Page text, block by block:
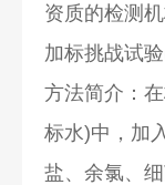
资质的检测
加标挑战试
方法简介：
标水)中，加
盐、余氯、